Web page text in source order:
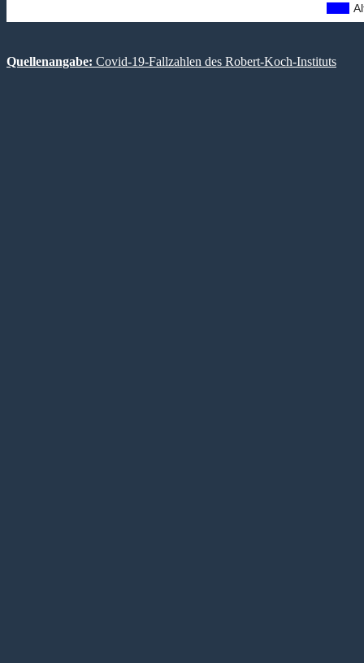
Quellenangabe: Covid-19-Fallzahlen des Robert-Koch-Instituts